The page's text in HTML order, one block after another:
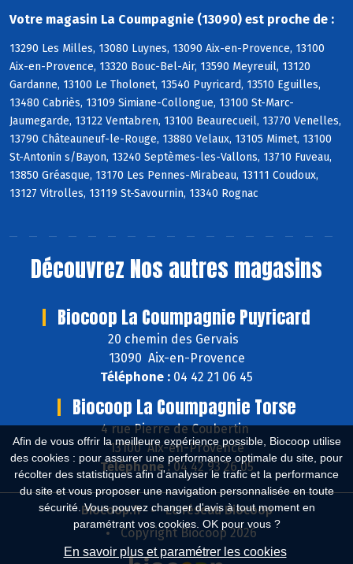
Afin de vous offrir la meilleure expérience possible, Biocoop utilise
des cookies : pour assurer une performance optimale du site, pour
récolter des statistiques afin d'analyser le trafic et la performance
du site et vous proposer une navigation personnalisée en toute
sécurité. Vous pouvez changer d'avis à tout moment en
paramétrant vos cookies. OK pour vous ?
En savoir plus et paramétrer les cookies
Votre magasin La Coumpagnie (13090) est proche de :
13290 Les Milles, 13080 Luynes, 13090 Aix-en-Provence, 13100
Aix-en-Provence, 13320 Bouc-Bel-Air, 13590 Meyreuil, 13120
Gardanne, 13100 Le Tholonet, 13540 Puyricard, 13510 Eguilles,
13480 Cabriès, 13109 Simiane-Collongue, 13100 St-Marc-
Jaumegarde, 13122 Ventabren, 13100 Beaurecueil, 13770 Venelles,
13790 Châteauneuf-le-Rouge, 13880 Velaux, 13105 Mimet, 13100
St-Antonin s/Bayon, 13240 Septèmes-les-Vallons, 13710 Fuveau,
13850 Gréasque, 13170 Les Pennes-Mirabeau, 13111 Coudoux,
13127 Vitrolles, 13119 St-Savournin, 13340 Rognac
Découvrez Nos autres magasins
Biocoop La Coumpagnie Puyricard
20 chemin des Gervais
13090 Aix-en-Provence
Téléphone : 04 42 21 06 45
Biocoop La Coumpagnie Torse
4 rue Pierre de Coubertin
13100 Aix-en-Provence
Téléphone :04 42 93 26 05
Biocoop.fr
Le réseau Biocoop
Copyright Biocoop 2026